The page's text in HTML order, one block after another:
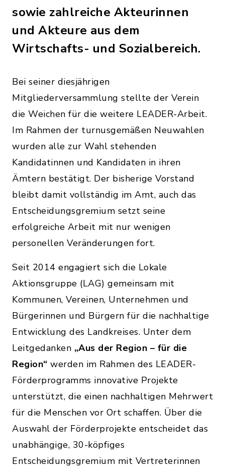
sowie zahlreiche Akteurinnen
und Akteure aus dem
Wirtschafts- und Sozialbereich.
Bei seiner diesjährigen
Mitgliederversammlung stellte der Verein
die Weichen für die weitere LEADER-Arbeit.
Im Rahmen der turnusgemäßen Neuwahlen
wurden alle zur Wahl stehenden
Kandidatinnen und Kandidaten in ihren
Ämtern bestätigt. Der bisherige Vorstand
bleibt damit vollständig im Amt, auch das
Entscheidungsgremium setzt seine
erfolgreiche Arbeit mit nur wenigen
personellen Veränderungen fort.
Seit 2014 engagiert sich die Lokale
Aktionsgruppe (LAG) gemeinsam mit
Kommunen, Vereinen, Unternehmen und
Bürgerinnen und Bürgern für die nachhaltige
Entwicklung des Landkreises. Unter dem
Leitgedanken „Aus der Region – für die
Region“ werden im Rahmen des LEADER-
Förderprogramms innovative Projekte
unterstützt, die einen nachhaltigen Mehrwert
für die Menschen vor Ort schaffen. Über die
Auswahl der Förderprojekte entscheidet das
unabhängige, 30-köpfiges
Entscheidungsgremium mit Vertreterinnen